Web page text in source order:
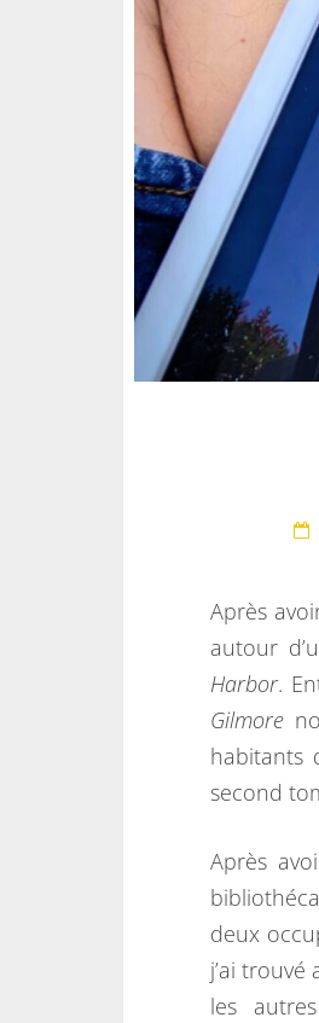
Après
autour
Harbor.
Gilmore
habitants
second
Après
deux
j’ai trouvé
les